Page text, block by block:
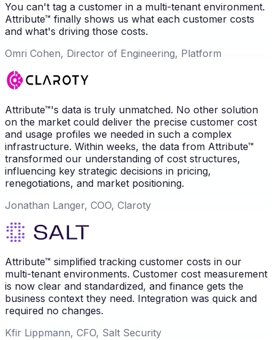
You can't tag a customer in a multi-tenant environment.
Attribute™ finally shows us what each customer costs
and what's driving those costs.
Omri Cohen, Director of Engineering, Platform
Attribute™'s data is truly unmatched. No other solution
on the market could deliver the precise customer cost
and usage profiles we needed in such a complex
infrastructure. Within weeks, the data from Attribute™
transformed our understanding of cost structures,
influencing key strategic decisions in pricing,
renegotiations, and market positioning.
Jonathan Langer, COO, Claroty
Attribute™ simplified tracking customer costs in our
multi-tenant environments. Customer cost measurement
is now clear and standardized, and finance gets the
business context they need. Integration was quick and
required no changes.
Kfir Lippmann, CFO, Salt Security